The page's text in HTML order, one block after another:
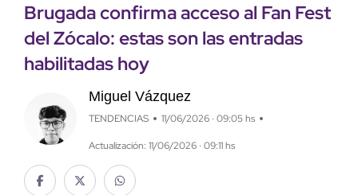
Brugada confirma acceso al Fan Fest
del Zócalo: estas son las entradas
habilitadas hoy
Miguel Vázquez
TENDENCIAS 11/06/2026 · 09:05 hs
Actualización: 11/06/2026 · 09:11 hs